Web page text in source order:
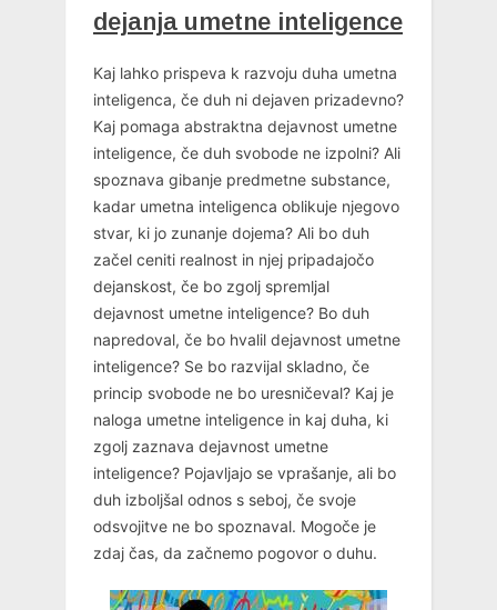
dejanja umetne inteligence
Kaj lahko prispeva k razvoju duha umetna
inteligenca, če duh ni dejaven prizadevno?
Kaj pomaga abstraktna dejavnost umetne
inteligence, če duh svobode ne izpolni? Ali
spoznava gibanje predmetne substance,
kadar umetna inteligenca oblikuje njegovo
stvar, ki jo zunanje dojema? Ali bo duh
začel ceniti realnost in njej pripadajočo
dejanskost, če bo zgolj spremljal
dejavnost umetne inteligence? Bo duh
napredoval, če bo hvalil dejavnost umetne
inteligence? Se bo razvijal skladno, če
princip svobode ne bo uresničeval? Kaj je
naloga umetne inteligence in kaj duha, ki
zgolj zaznava dejavnost umetne
inteligence? Pojavljajo se vprašanje, ali bo
duh izboljšal odnos s seboj, če svoje
odsvojitve ne bo spoznaval. Mogoče je
zdaj čas, da začnemo pogovor o duhu.